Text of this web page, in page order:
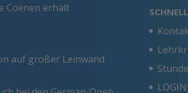
Coenen erhält
auf großer Leinwand